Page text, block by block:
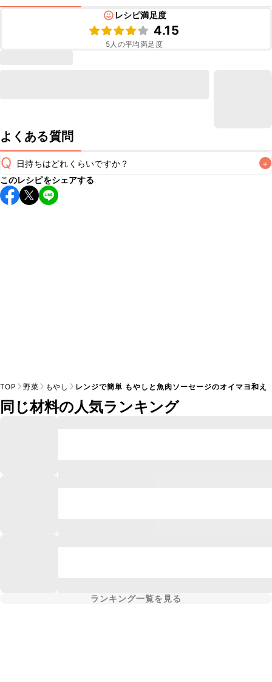
レシピ満足度
4.15
5人の平均満足度
よくある質問
Q 日持ちはどれくらいですか？ +
保存期間は冷蔵で翌日中が目安です。なるべくお早めにお召
し上がりください。
このレシピをシェアする
TOP 野菜 もやし レンジで簡単 もやしと魚肉ソーセージのオイマヨ和え
同じ材料の人気ランキング
ランキング一覧を見る